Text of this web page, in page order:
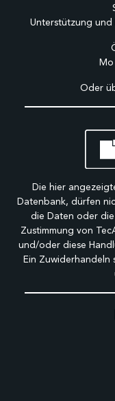
Unterstützung
Mo
Oder
Die hier
Datenbank, dürfen
die Daten oder
Zustimmung von
und/oder diese
Ein Zuwiderhandeln